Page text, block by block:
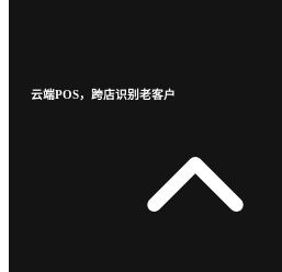
云端POS，跨店识别老客户